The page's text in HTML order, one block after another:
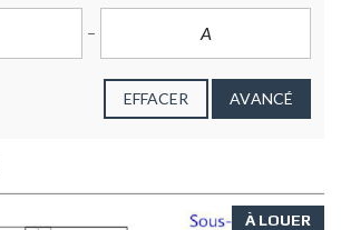
EFFACER AVANCÉ
À LOUER